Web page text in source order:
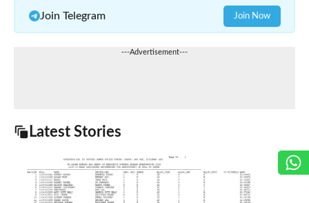
Join Telegram Join Now
---Advertisement---
Latest Stories